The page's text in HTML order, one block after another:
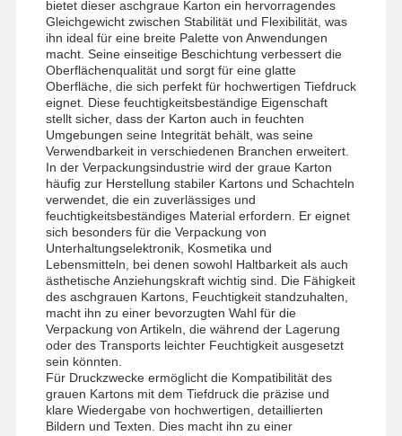
bietet dieser aschgraue Karton ein hervorragendes
Gleichgewicht zwischen Stabilität und Flexibilität, was
ihn ideal für eine breite Palette von Anwendungen
macht. Seine einseitige Beschichtung verbessert die
Oberflächenqualität und sorgt für eine glatte
Oberfläche, die sich perfekt für hochwertigen Tiefdruck
eignet. Diese feuchtigkeitsbeständige Eigenschaft
stellt sicher, dass der Karton auch in feuchten
Umgebungen seine Integrität behält, was seine
Verwendbarkeit in verschiedenen Branchen erweitert.
In der Verpackungsindustrie wird der graue Karton
häufig zur Herstellung stabiler Kartons und Schachteln
verwendet, die ein zuverlässiges und
feuchtigkeitsbeständiges Material erfordern. Er eignet
sich besonders für die Verpackung von
Unterhaltungselektronik, Kosmetika und
Lebensmitteln, bei denen sowohl Haltbarkeit als auch
ästhetische Anziehungskraft wichtig sind. Die Fähigkeit
des aschgrauen Kartons, Feuchtigkeit standzuhalten,
macht ihn zu einer bevorzugten Wahl für die
Verpackung von Artikeln, die während der Lagerung
oder des Transports leichter Feuchtigkeit ausgesetzt
sein könnten.
Für Druckzwecke ermöglicht die Kompatibilität des
grauen Kartons mit dem Tiefdruck die präzise und
klare Wiedergabe von hochwertigen, detaillierten
Bildern und Texten. Dies macht ihn zu einer